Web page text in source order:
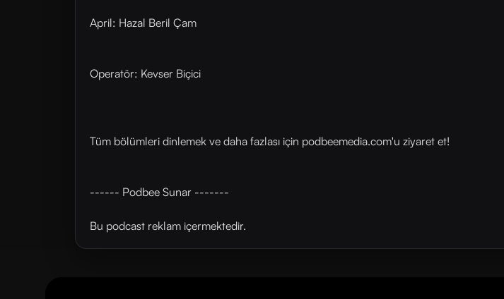
April: Hazal Beril Çam
Operatör: Kevser Biçici
Tüm bölümleri dinlemek ve daha fazlası için ⁠⁠⁠⁠⁠⁠podbeemedia.com⁠⁠⁠⁠⁠⁠'u ziyaret et!
------ Podbee Sunar -------
Bu podcast reklam içermektedir.